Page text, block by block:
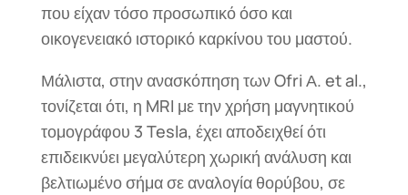
που είχαν τόσο προσωπικό όσο και
οικογενειακό ιστορικό καρκίνου του μαστού.
Μάλιστα, στην ανασκόπηση των Ofri Α. et al.,
τονίζεται ότι, η MRI με την χρήση μαγνητικού
τομογράφου 3 Tesla, έχει αποδειχθεί ότι
επιδεικνύει μεγαλύτερη χωρική ανάλυση και
βελτιωμένο σήμα σε αναλογία θορύβου, σε